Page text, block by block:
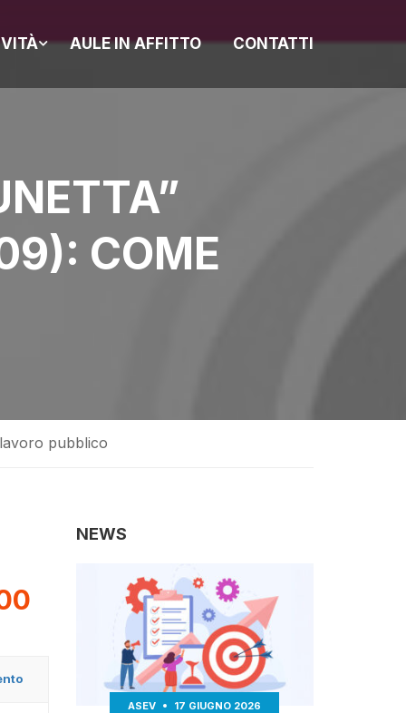
AULE IN AFFITTO CONTATTI
COME
pubblico
NEWS
ASEV 17 GIUGNO 2026